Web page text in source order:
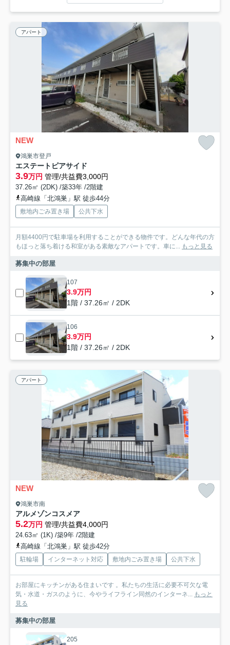
アパート
NEW
鴻巣市登戸
エステートピアサイド
3.9万円 管理/共益費3,000円
37.26㎡ (2DK) /築33年 /2階建
高崎線「北鴻巣」駅 徒歩44分
敷地内ごみ置き場 公共下水
月額4400円で駐車場を利用することができる物件です。どんな年代の方
もほっと落ち着ける和室がある素敵なアパートです。車に... もっと見る
募集中の部屋
107
3.9万円
1階 / 37.26㎡ / 2DK
106
3.9万円
1階 / 37.26㎡ / 2DK
アパート
NEW
鴻巣市南
アルメゾンコスメア
5.2万円 管理/共益費4,000円
24.63㎡ (1K) /築9年 /2階建
高崎線「北鴻巣」駅 徒歩42分
駐輪場 インターネット対応 敷地内ごみ置き場 公共下水
お部屋にキッチンがある住まいです 。私たちの生活に必要不可欠な電
気・水道・ガスのように、今やライフライン同然のインターネ... もっと
見る
募集中の部屋
205